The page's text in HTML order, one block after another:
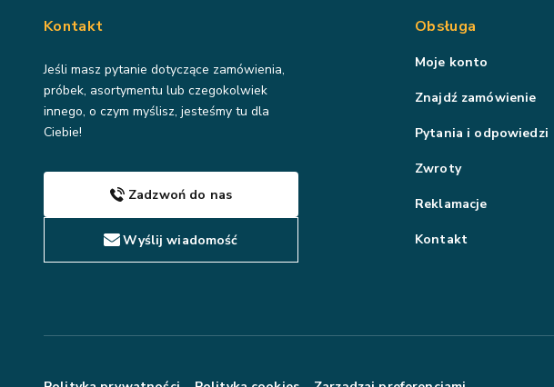
Kontakt
Jeśli masz pytanie dotyczące zamówienia,
próbek, asortymentu lub czegokolwiek
innego, o czym myślisz, jesteśmy tu dla
Ciebie!
Zadzwoń do nas
Wyślij wiadomość
Obsługa
Moje konto
Znajdź zamówienie
Pytania i odpowiedzi
Zwroty
Reklamacje
Kontakt